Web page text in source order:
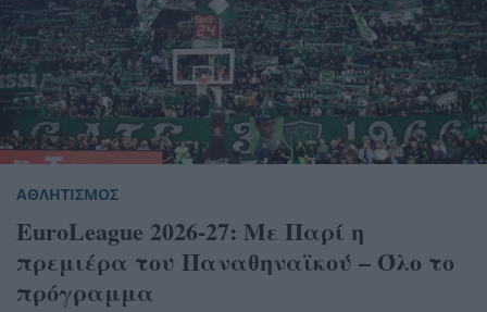
ΑΘΛΗΤΙΣΜΟΣ
EuroLeague 2026-27: Με Παρί η
πρεμιέρα του Παναθηναϊκού – Όλο το
πρόγραμμα